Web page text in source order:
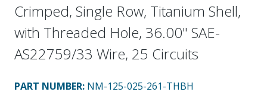
Crimped, Single Row, Titanium Shell,
with Threaded Hole, 36.00" SAE-
AS22759/33 Wire, 25 Circuits
PART NUMBER: NM-125-025-261-THBH